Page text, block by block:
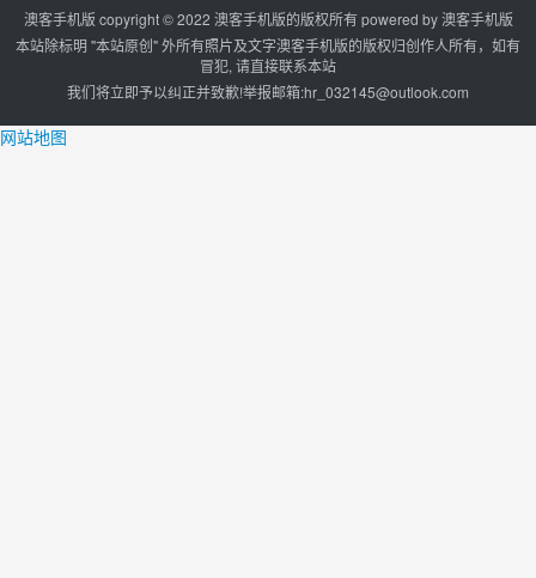
澳客手机版 copyright © 2022 澳客手机版的版权所有 powered by澳客手机版
本站除标明 "本站原创" 外所有照片及文字澳客手机版的版权归创作人所有，如有
冒犯, 请直接联系本站
我们将立即予以纠正并致歉!举报邮箱:hr_032145@outlook.com
网站地图